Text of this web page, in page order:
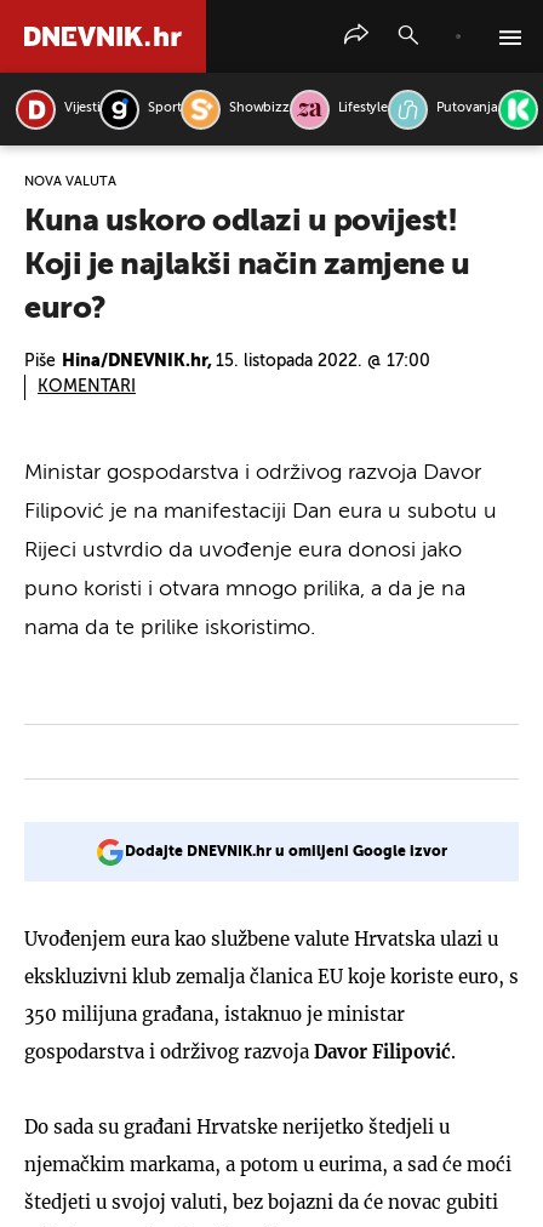
Vijesti Sport Showbizz Lifestyle Putovanja
NOVA VALUTA
Kuna uskoro odlazi u povijest!
Koji je najlakši način zamjene u
euro?
Piše Hina/DNEVNIK.hr, 15. listopada 2022. @ 17:00
KOMENTARI
Ministar gospodarstva i održivog razvoja Davor
Filipović je na manifestaciji Dan eura u subotu u
Rijeci ustvrdio da uvođenje eura donosi jako
puno koristi i otvara mnogo prilika, a da je na
nama da te prilike iskoristimo.
Dodajte DNEVNIK.hr u omiljeni Google izvor
Uvođenjem eura kao službene valute Hrvatska ulazi u
ekskluzivni klub zemalja članica EU koje koriste euro, s
350 milijuna građana, istaknuo je ministar
gospodarstva i održivog razvoja Davor Filipović.
Do sada su građani Hrvatske nerijetko štedjeli u
njemačkim markama, a potom u eurima, a sad će moći
štedjeti u svojoj valuti, bez bojazni da će novac gubiti
PRETRAŽITE VIJESTI